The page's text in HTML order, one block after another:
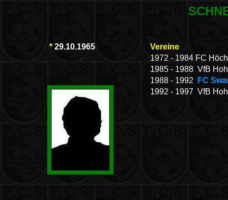
* 29.10.1965
Vereine
1972 - 1984 FC
1985 - 1988 VfB
1988 - 1992
FC
1992 - 1997 VfB